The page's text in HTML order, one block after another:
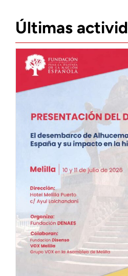
Últimas